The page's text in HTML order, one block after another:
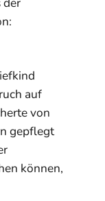
auf
von
gepflegt
können,